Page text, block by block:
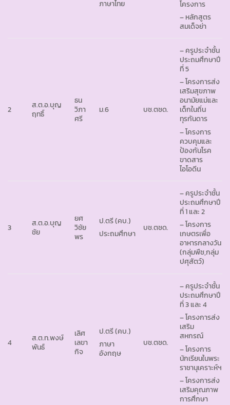
ภาษาไทย
โครงการ
– หลักสูตร
สมเด็จย่า
2
ส.ต.อ.บุญ
ฤทธิ์
ธน
วิภา
ศรี
ม.6 บช.ตชด.
– ครูประจำชั้น
ประถมศึกษาปี
ที่ 5
– โครงการส่ง
เสริมสุขภาพ
อนามัยแม่และ
เด็กในถิ่น
ทุรกันดาร
– โครงการ
ควบคุมและ
ป้องกันโรค
ขาดสาร
ไอโอดีน
3
ส.ต.อ.บุญ
ชัย
ยศ
วิชัย
พร
ป.ตรี (คบ.)
ประถมศึกษา
บช.ตชด.
– ครูประจำชั้น
ประถมศึกษาปี
ที่ 1 และ 2
– โครงการ
เกษตรเพื่อ
อาหารกลางวัน
(กลุ่มพืช,กลุ่ม
ปศุสัตว์)
4
ส.ต.ท.พงษ์
พันธ์
เลิศ
เลขา
กิจ
ป.ตรี (คบ.)
ภาษา
อังกฤษ
บช.ตชด.
– ครูประจำชั้น
ประถมศึกษาปี
ที่ 3 และ 4
– โครงการส่ง
เสริม
สหกรณ์
– โครงการ
นักเรียนในพระ
ราชานุเคราะห์ฯ
– โครงการส่ง
เสริมคุณภาพ
การศึกษา